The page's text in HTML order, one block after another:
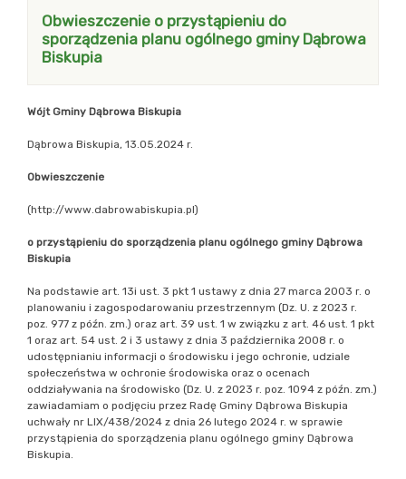
Obwieszczenie o przystąpieniu do
sporządzenia planu ogólnego gminy Dąbrowa
Biskupia
Wójt Gminy Dąbrowa Biskupia
Dąbrowa Biskupia, 13.05.2024 r.
Obwieszczenie
(http://www.dabrowabiskupia.pl)
o przystąpieniu do sporządzenia planu ogólnego gminy Dąbrowa
Biskupia
Na podstawie art. 13i ust. 3 pkt 1 ustawy z dnia 27 marca 2003 r. o
planowaniu i zagospodarowaniu przestrzennym (Dz. U. z 2023 r.
poz. 977 z późn. zm.) oraz art. 39 ust. 1 w związku z art. 46 ust. 1 pkt
1 oraz art. 54 ust. 2 i 3 ustawy z dnia 3 października 2008 r. o
udostępnianiu informacji o środowisku i jego ochronie, udziale
społeczeństwa w ochronie środowiska oraz o ocenach
oddziaływania na środowisko (Dz. U. z 2023 r. poz. 1094 z późn. zm.)
zawiadamiam o podjęciu przez Radę Gminy Dąbrowa Biskupia
uchwały nr LIX/438/2024 z dnia 26 lutego 2024 r. w sprawie
przystąpienia do sporządzenia planu ogólnego gminy Dąbrowa
Biskupia.